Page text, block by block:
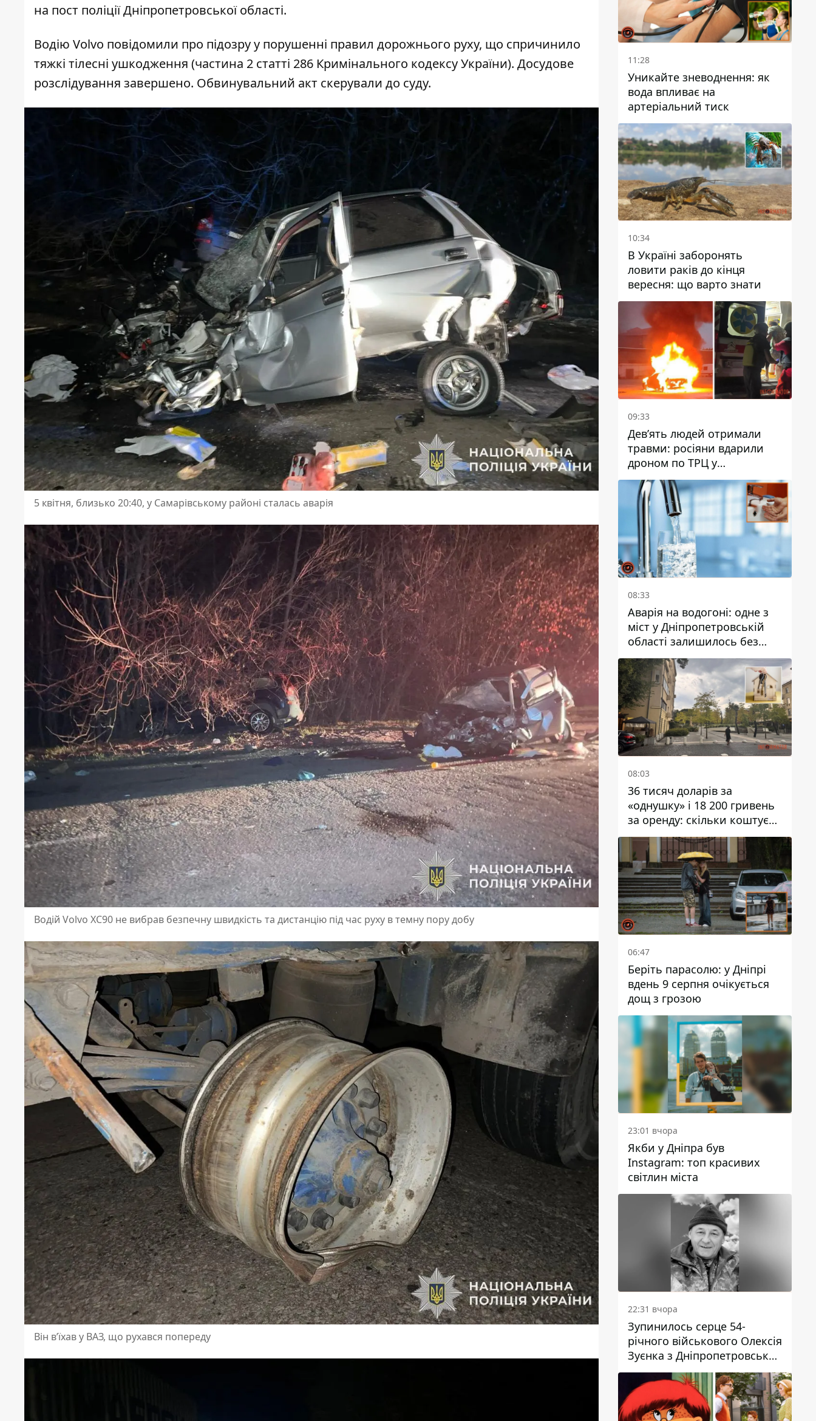
на пост поліції Дніпропетровської області.
Водію Volvo повідомили про підозру у порушенні правил дорожнього руху, що спричинило
тяжкі тілесні ушкодження (частина 2 статті 286 Кримінального кодексу України). Досудове
розслідування завершено. Обвинувальний акт скерували до суду.
5 квітня, близько 20:40, у Самарівському районі сталась аварія
Водій Volvo XC90 не вибрав безпечну швидкість та дистанцію під час руху в темну пору добу
Він в’їхав у ВАЗ, що рухався попереду
11:28
Уникайте зневоднення: як
вода впливає на
артеріальний тиск
10:34
В Україні заборонять
ловити раків до кінця
вересня: що варто знати
09:33
Дев’ять людей отримали
травми: росіяни вдарили
дроном по ТРЦ у
Павлограді, чи
працюватиме заклад надалі
08:33
Аварія на водогоні: одне з
міст у Дніпропетровській
області залишилось без
води
08:03
36 тисяч доларів за
«однушку» і 18 200 гривень
за оренду: скільки коштує
житло у Дніпропетровської
області
06:47
Беріть парасолю: у Дніпрі
вдень 9 серпня очікується
дощ з грозою
23:01 вчора
Якби у Дніпра був
Instagram: топ красивих
світлин міста
22:31 вчора
Зупинилось серце 54-
річного військового Олексія
Зуєнка з Дніпропетровської
області